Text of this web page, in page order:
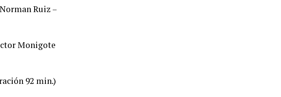
Ruiz –
Monigote
92 min.)